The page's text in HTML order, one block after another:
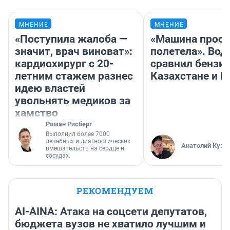
МНЕНИЕ
«Поступила жалоба —
значит, врач виноват»:
кардиохирург с 20-
летним стажем разнес
идею властей
увольнять медиков за
хамство
Роман Рисберг
Выполнил более 7000
лечебных и диагностических
вмешательств на сердце и
сосудах.
МНЕНИЕ
«Машина
полетела».
сравнил
Казахстане и
Анатолий
РЕКОМЕНДУЕМ
AI-AINA: Атака на соцсети депутатов,
бюджета вузов не хватило лучшим и